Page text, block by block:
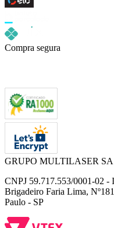
Compra segura
GRUPO MULTILASER SA
CNPJ 59.717.553/0001-02 -
Brigadeiro Faria Lima,
Paulo - SP